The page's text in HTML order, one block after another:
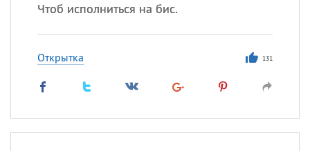
Чтоб исполниться на бис.
Открытка 131